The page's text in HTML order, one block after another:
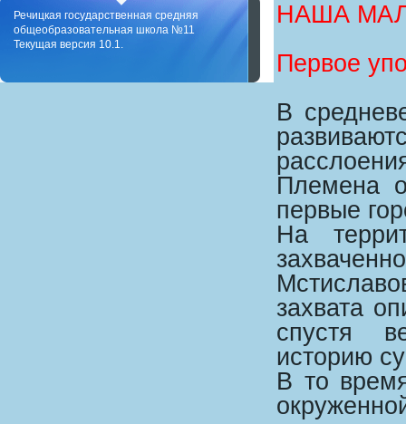
НАША
Первое
В
Племена
первые
На
захвата
спустя
историю
В то
Речицкая государственная средняя
общеобразовательная школа №11
Текущая версия 10.1.